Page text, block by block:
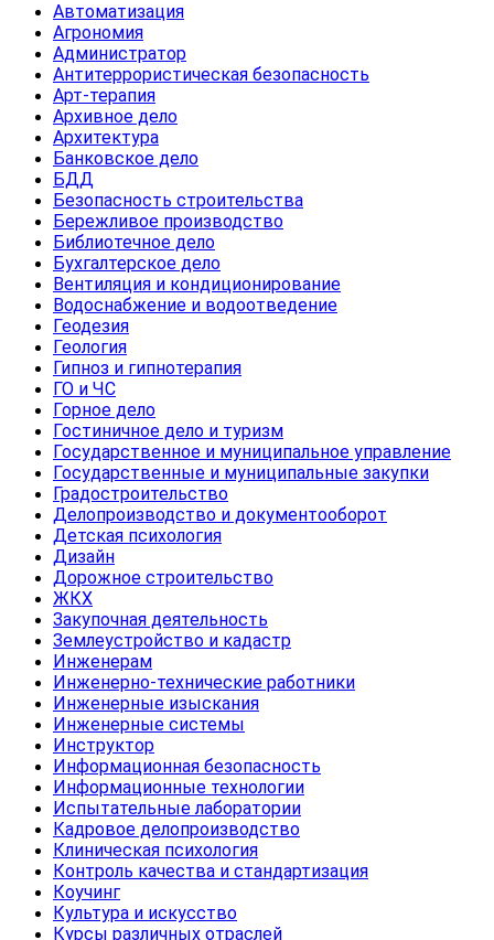
Автоматизация
Агрономия
Администратор
Антитеррористическая безопасность
Арт-терапия
Архивное дело
Архитектура
Банковское дело
БДД
Безопасность строительства
Бережливое производство
Библиотечное дело
Бухгалтерское дело
Вентиляция и кондиционирование
Водоснабжение и водоотведение
Геодезия
Геология
Гипноз и гипнотерапия
ГО и ЧС
Горное дело
Гостиничное дело и туризм
Государственное и муниципальное управление
Государственные и муниципальные закупки
Градостроительство
Делопроизводство и документооборот
Детская психология
Дизайн
Дорожное строительство
ЖКХ
Закупочная деятельность
Землеустройство и кадастр
Инженерам
Инженерно-технические работники
Инженерные изыскания
Инженерные системы
Инструктор
Информационная безопасность
Информационные технологии
Испытательные лаборатории
Кадровое делопроизводство
Клиническая психология
Контроль качества и стандартизация
Коучинг
Культура и искусство
Курсы различных отраслей